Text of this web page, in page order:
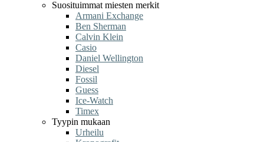
Suosituimmat miesten merkit
Armani Exchange
Ben Sherman
Calvin Klein
Casio
Daniel Wellington
Diesel
Fossil
Guess
Ice-Watch
Timex
Tyypin mukaan
Urheilu